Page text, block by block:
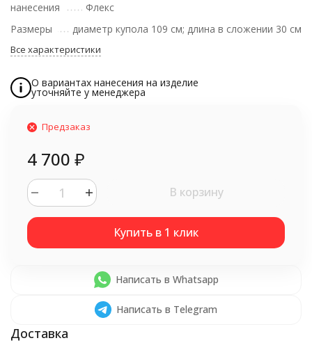
нанесения
Флекс
Размеры
диаметр купола 109 см; длина в сложении 30 см
Все характеристики
О вариантах нанесения на изделие
уточняйте у менеджера
Предзаказ
4 700 ₽
В корзину
Написать в Whatsapp
Написать в Telegram